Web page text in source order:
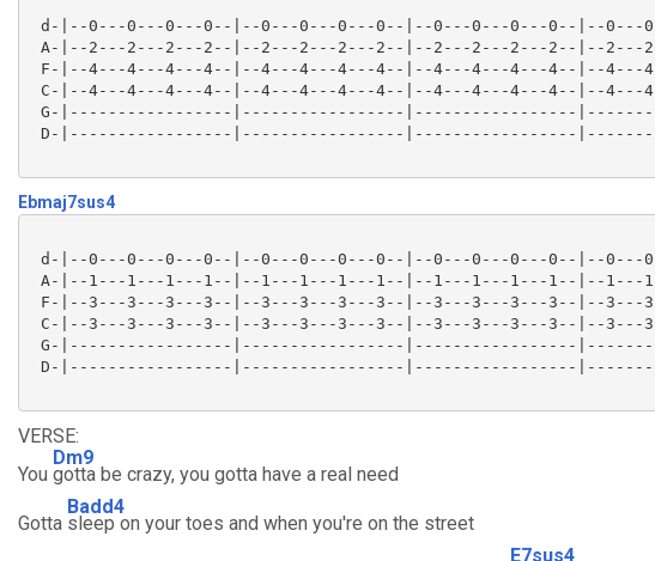
d-|--0---0---0---0--|--0---0---0---0--|--0---0---0---0--|--0---
A-|--2---2---2---2--|--2---2---2---2--|--2---2---2---2--|--2---
F-|--4---4---4---4--|--4---4---4---4--|--4---4---4---4--|--4---
C-|--4---4---4---4--|--4---4---4---4--|--4---4---4---4--|--4---
G-|-----------------|-----------------|-----------------
D-|-----------------|-----------------|-----------------
Ebmaj7sus4
d-|--0---0---0---0--|--0---0---0---0--|--0---0---0---0--|--0---
A-|--1---1---1---1--|--1---1---1---1--|--1---1---1---1--|--1---
F-|--3---3---3---3--|--3---3---3---3--|--3---3---3---3--|--3---
C-|--3---3---3---3--|--3---3---3---3--|--3---3---3---3--|--3---
G-|-----------------|-----------------|-----------------
D-|-----------------|-----------------|-----------------
VERSE:
You
Dm9
gotta be crazy, you gotta have a real need
Gotta
Badd4
sleep on your toes and when you're on the street
E7sus4